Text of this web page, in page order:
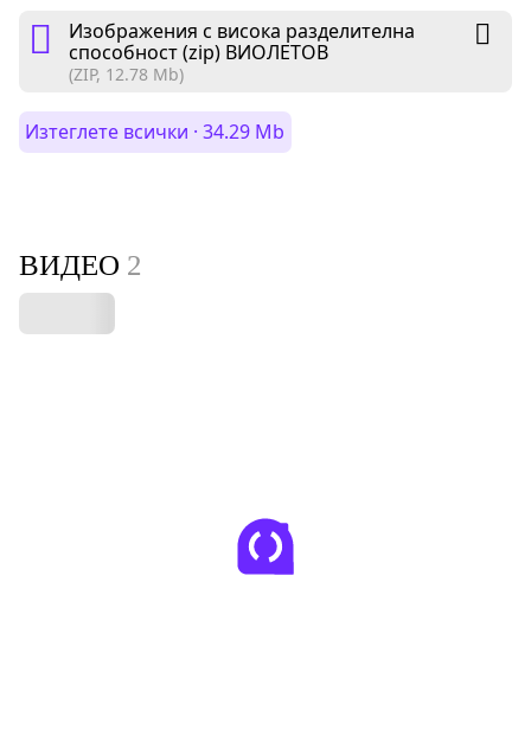
Изображения с висока разделителна
способност (zip) ВИОЛЕТОВ
(ZIP, 12.78 Mb)
Изтеглете всички · 34.29 Mb
ВИДЕО 2